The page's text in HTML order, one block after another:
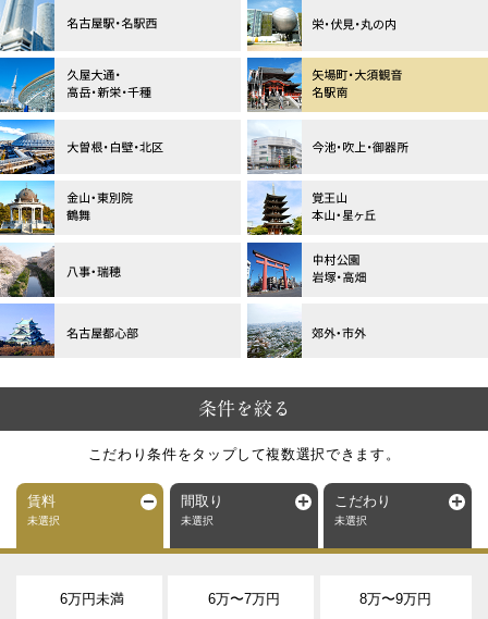
条件を絞る
こだわり条件をタップして複数選択できます。
賃料
未選択
間取り
未選択
こだわり
未選択
6万円未満 6万〜7万円 8万〜9万円